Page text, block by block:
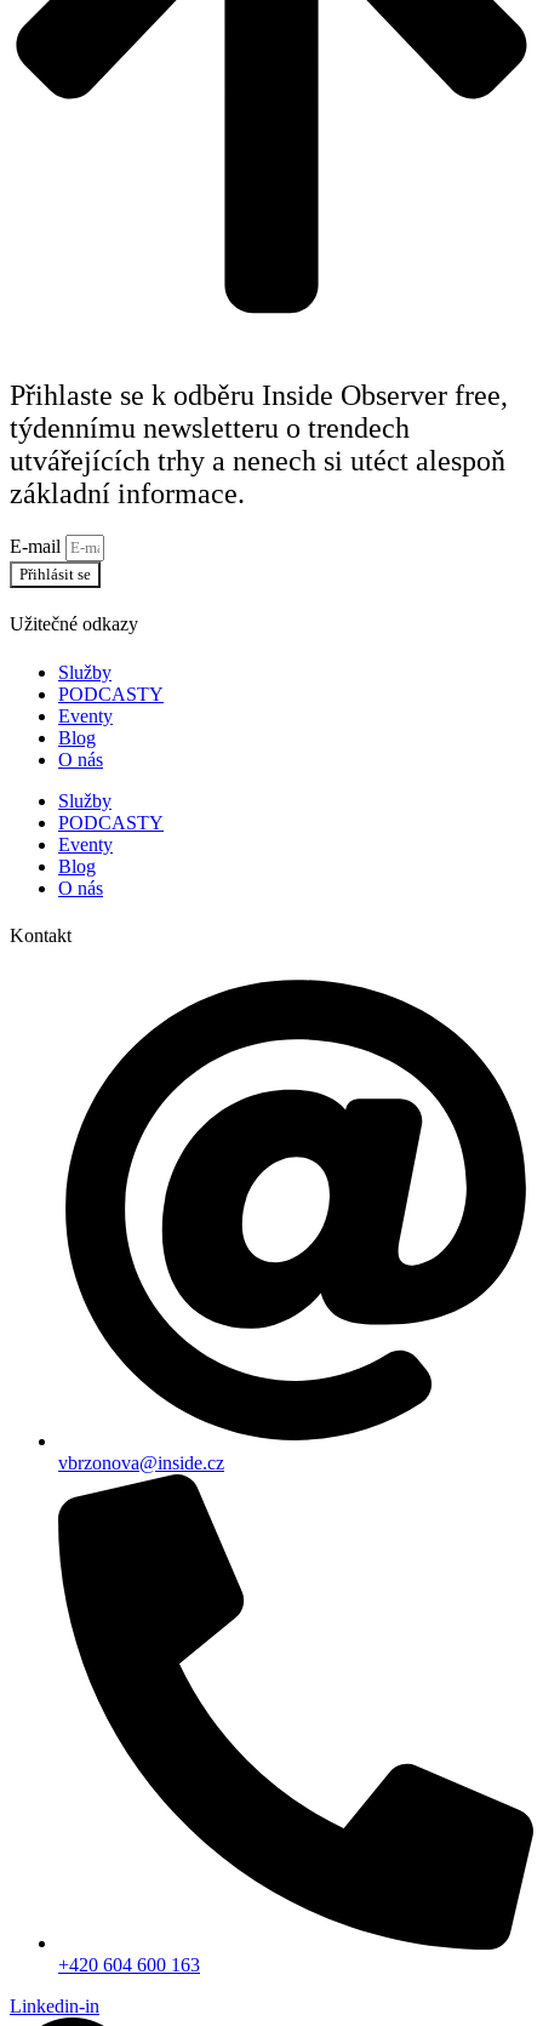
Přihlaste se k odběru Inside Observer free,
týdennímu newsletteru o trendech
utvářejících trhy a nenech si utéct alespoň
základní informace.
E-mail
Přihlásit se
Užitečné odkazy
Služby
PODCASTY
Eventy
Blog
O nás
Služby
PODCASTY
Eventy
Blog
O nás
Kontakt
vbrzonova@inside.cz
+420 604 600 163
Linkedin-in